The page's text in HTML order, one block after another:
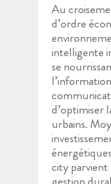
Au
d’ordre
intelligente
se
d’optimiser
urbains.
city